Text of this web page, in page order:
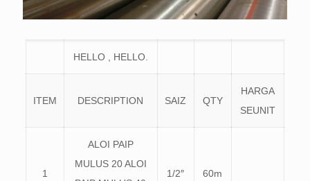
HELLO , HELLO.
ITEM DESCRIPTION SAIZ QTY
HARGA
SEUNIT
1
ALOI PAIP
MULUS 20 ALOI
1/2″ 60m